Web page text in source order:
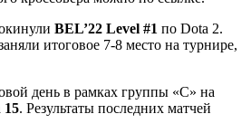
BEL’22 Level #1 по Dota 2.
итоговое 7-8 место на турнире,
день в рамках группы «C» на
15. Результаты последних матчей